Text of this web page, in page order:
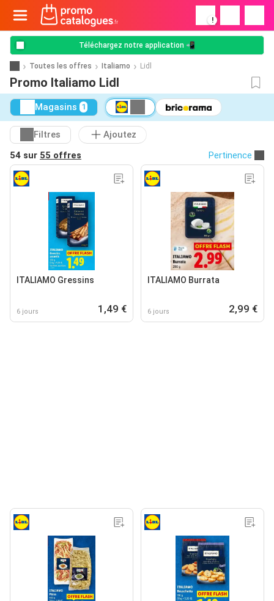
!
Téléchargez notre application 📲
Toutes les offres Italiamo Lidl
Promo Italiamo Lidl
Magasins 1
Filtres
Ajoutez
54 sur 55 offres Pertinence
ITALIAMO Gressins
6 jours 1,49 €
ITALIAMO Burrata
6 jours 2,99 €